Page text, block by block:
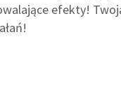
efekty!